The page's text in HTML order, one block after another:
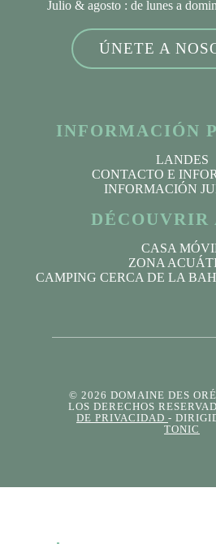
Julio & agosto : de lunes a
ÚNETE A
INFORMACIÓN
LANDES
CONTACTO E
INFORMACIÓN
DÉCOUVRIR
CASA
ZONA
CAMPING CERCA DE LA
© 2026 DOMAINE DES
LOS DERECHOS
DE PRIVACIDAD -
TONIC